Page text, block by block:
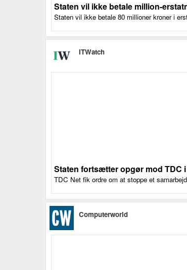
Staten vil ikke betale million-
Staten vil ikke betale 80 millioner kroner i
ITWatch
Staten fortsætter opgør mod TDC
TDC Net fik ordre om at stoppe et
Computerworld